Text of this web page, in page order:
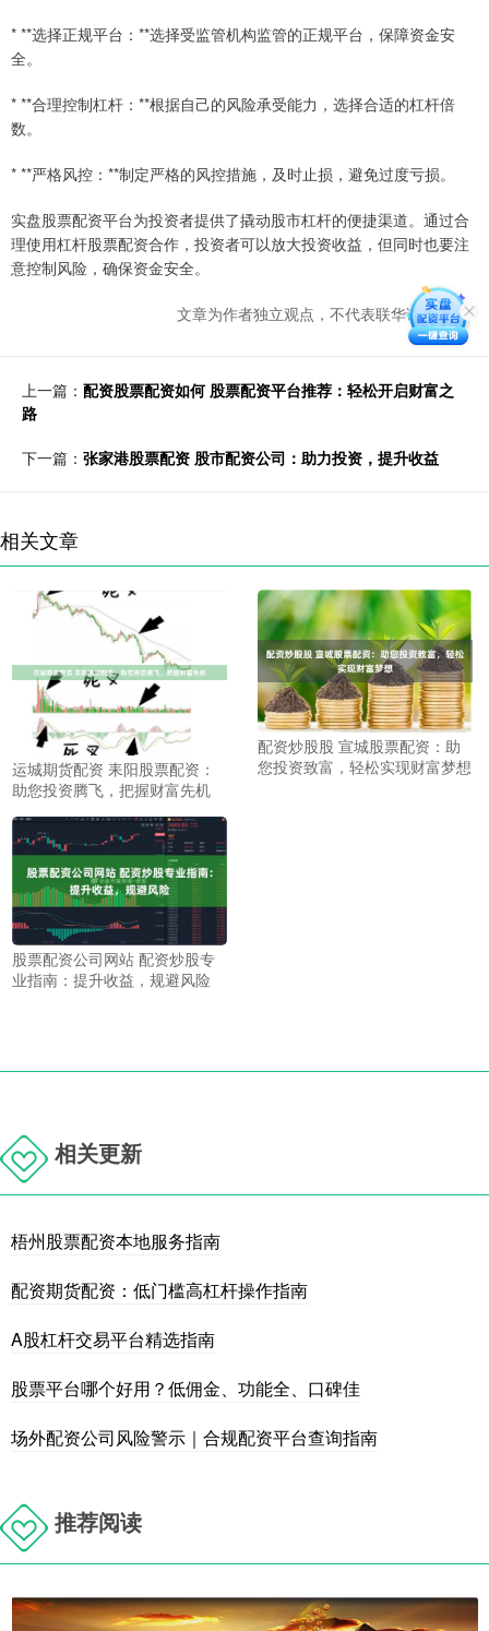
* **选择正规平台：**选择受监管机构监管的正规平台，保障资金安
全。
* **合理控制杠杆：**根据自己的风险承受能力，选择合适的杠杆倍
数。
* **严格风控：**制定严格的风控措施，及时止损，避免过度亏损。
实盘股票配资平台为投资者提供了撬动股市杠杆的便捷渠道。通过合
理使用杠杆股票配资合作，投资者可以放大投资收益，但同时也要注
意控制风险，确保资金安全。
文章为作者独立观点，不代表联华证券观点
上一篇： 配资股票配资如何 股票配资平台推荐：轻松开启财富之
路
下一篇： 张家港股票配资 股市配资公司：助力投资，提升收益
相关文章
运城期货配资 耒阳股票配资：
助您投资腾飞，把握财富先机
配资炒股股 宣城股票配资：助
您投资致富，轻松实现财富梦想
股票配资公司网站 配资炒股专
业指南：提升收益，规避风险
相关更新
梧州股票配资本地服务指南
配资期货配资：低门槛高杠杆操作指南
A股杠杆交易平台精选指南
股票平台哪个好用？低佣金、功能全、口碑佳
场外配资公司风险警示｜合规配资平台查询指南
推荐阅读